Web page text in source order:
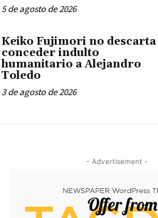
5 de agosto de 2026
Keiko Fujimori no descarta
conceder indulto
humanitario a Alejandro
Toledo
3 de agosto de 2026
- Advertisement -